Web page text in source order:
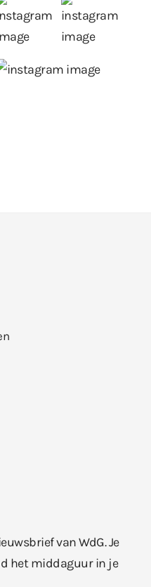
van WdG. Je
het middaguur in je